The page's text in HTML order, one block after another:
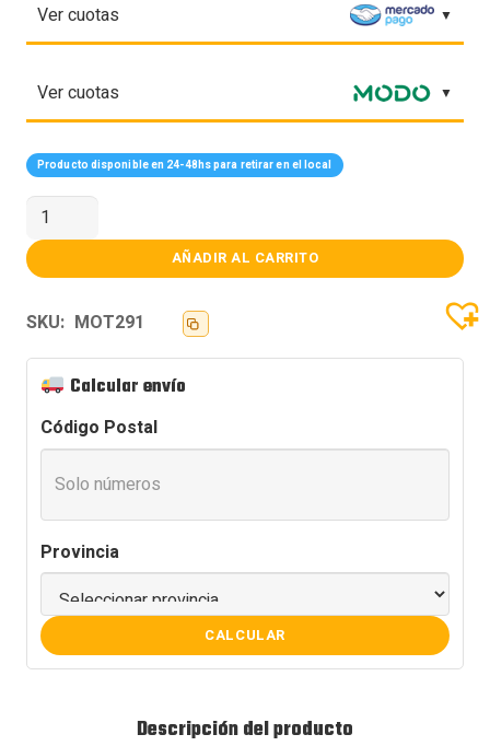
Ver cuotas
Ver cuotas
Producto disponible en 24-48hs para retirar en el local
MOTHER
ASUS
(1851)
PRIME
Z890-
WIFI
cantidad
AÑADIR AL CARRITO
SKU: MOT291
Calcular envío
Código Postal
Provincia
CALCULAR
Descripción del producto